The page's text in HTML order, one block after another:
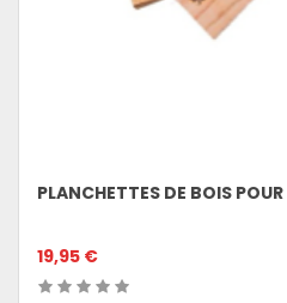
PLANCHETTES DE BOIS
19,95 €